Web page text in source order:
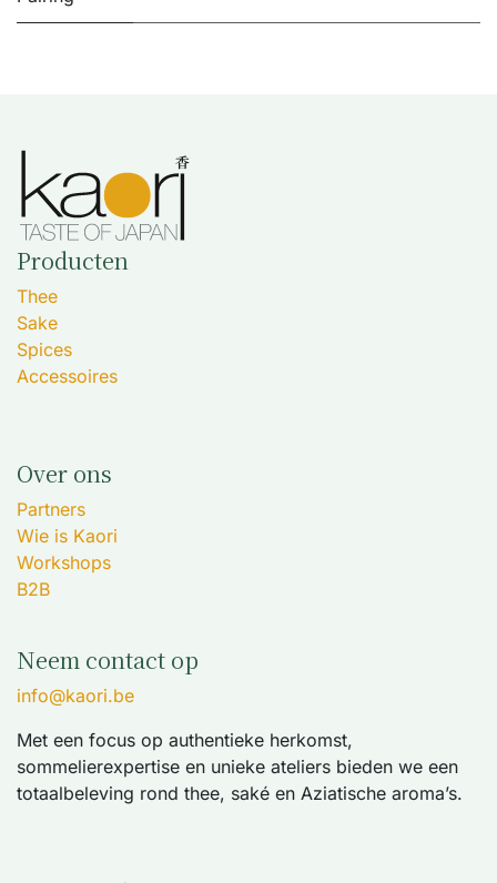
Producten
Thee
Sake
Spices
Accessoires
Over ons
Partners
Wie is Kaori
Workshops
B2B
Neem contact op
info@kaori.be
Met een focus op authentieke herkomst,
sommelierexpertise en unieke ateliers bieden we een
totaalbeleving rond thee, saké en Aziatische aroma’s.